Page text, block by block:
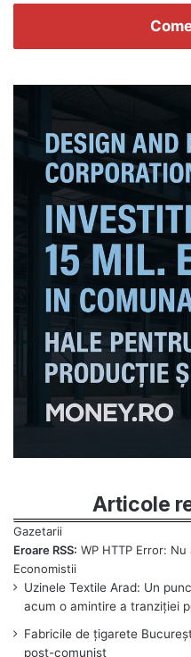
Articole
Eroare RSS: WP HTTP Error:
Uzinele Textile Arad: Un
acum o amintire a tranziției
Fabricile de țigarete
post-comunist